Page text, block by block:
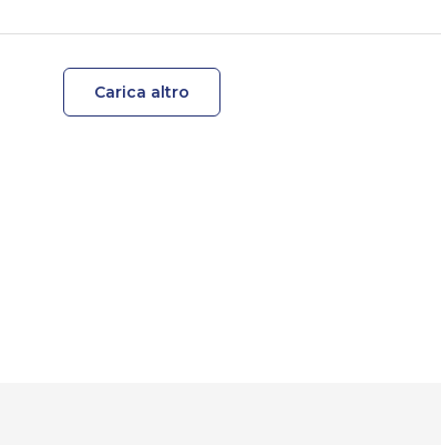
Carica altro